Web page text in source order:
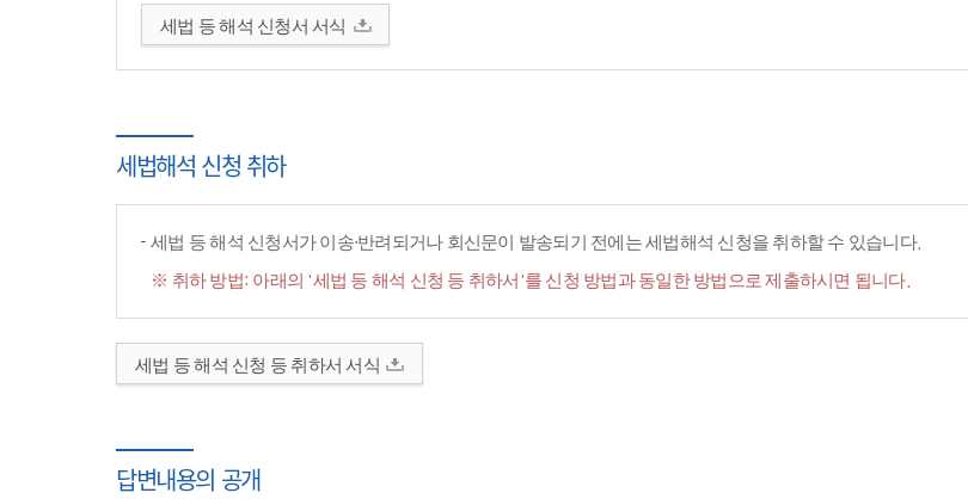
세법 등 해석 신청서 서식
세법해석 신청 취하
세법 등 해석 신청서가 이송·반려되거나 회신문이 발송되기 전에는 세법해석 신청을 취하할 수 있습니다.
※ 취하 방법: 아래의 '세법 등 해석 신청 등 취하서'를 신청 방법과 동일한 방법으로 제출하시면 됩니다.
세법 등 해석 신청 등 취하서 서식
답변내용의 공개